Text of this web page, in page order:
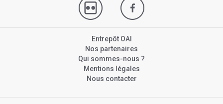
Entrepôt OAI
Nos partenaires
Qui sommes-nous ?
Mentions légales
Nous contacter